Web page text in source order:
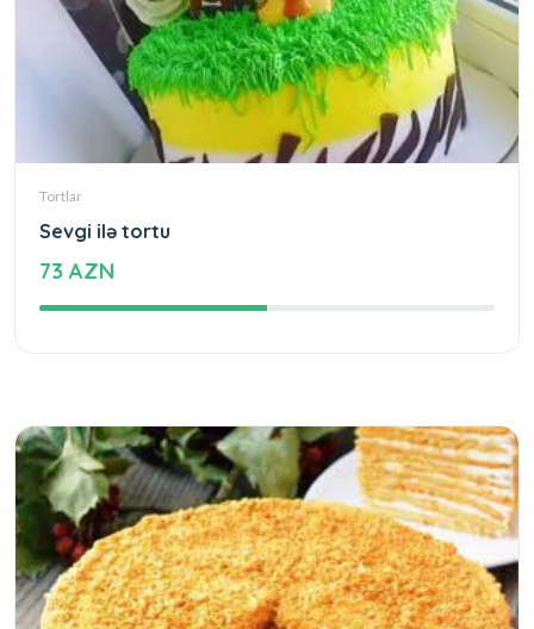
Tortlar
Sevgi ilə tortu
73 AZN